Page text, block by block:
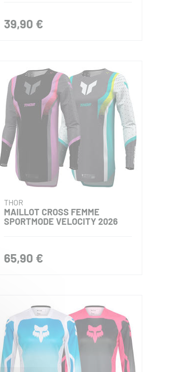
39,90 €
THOR
MAILLOT CROSS FEMME
SPORTMODE VELOCITY 2026
65,90 €